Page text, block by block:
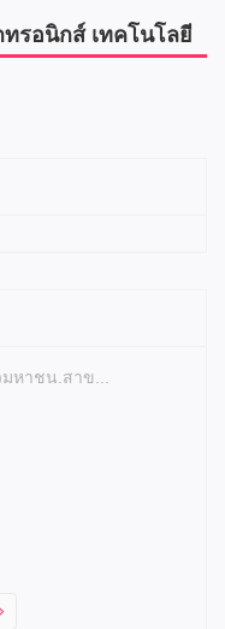
ทรอนิกส์ เทคโนโลยี
หาชน.สาข...